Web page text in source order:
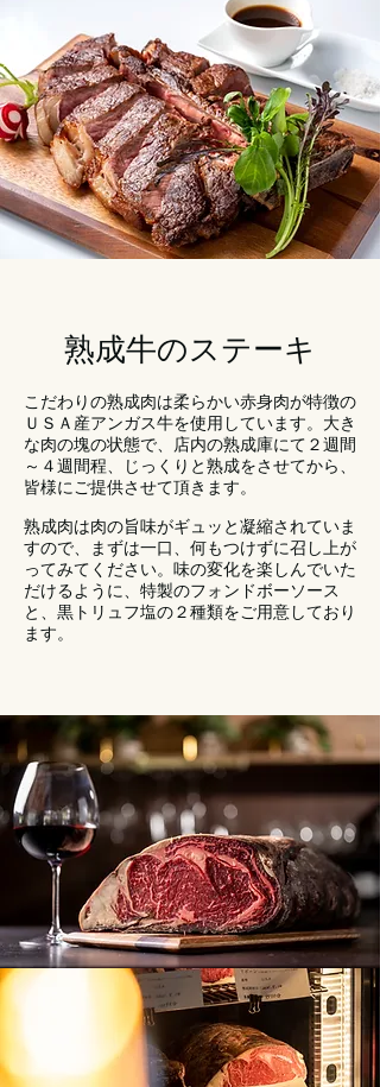
​熟成牛のステーキ
こだわりの熟成肉は柔らかい赤身肉が特徴の
ＵＳＡ産アンガス牛を使用しています。大き
な肉の塊の状態で、店内の熟成庫にて２週間
～４週間程、じっくりと熟成をさせてから、
皆様にご提供させて頂きます。
​熟成肉は肉の旨味がギュッと凝縮されていま
すので、まずは一口、何もつけずに召し上が
ってみてください。味の変化を楽しんでいた
だけるように、特製のフォンドボーソース
と、黒トリュフ塩の２種類をご用意しており
ます。